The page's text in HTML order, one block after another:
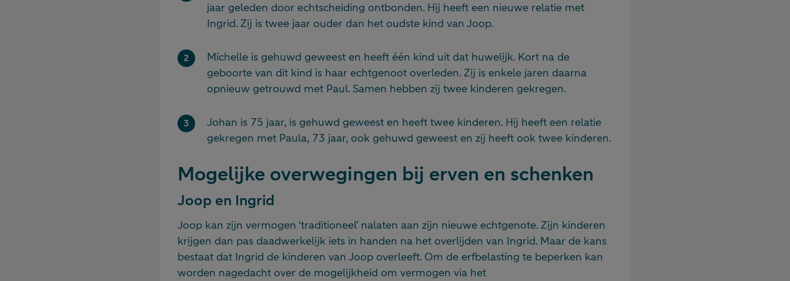
jaar geleden door echtscheiding ontbonden. Hij heeft een nieuwe relatie met
Ingrid. Zij is twee jaar ouder dan het oudste kind van Joop.
Michelle is gehuwd geweest en heeft één kind uit dat huwelijk. Kort na de
geboorte van dit kind is haar echtgenoot overleden. Zij is enkele jaren daarna
opnieuw getrouwd met Paul. Samen hebben zij twee kinderen gekregen.
Johan is 75 jaar, is gehuwd geweest en heeft twee kinderen. Hij heeft een relatie
gekregen met Paula, 73 jaar, ook gehuwd geweest en zij heeft ook twee kinderen.
Mogelijke overwegingen bij erven en schenken
Joop en Ingrid
Joop kan zijn vermogen ‘traditioneel’ nalaten aan zijn nieuwe echtgenote. Zijn kinderen
krijgen dan pas daadwerkelijk iets in handen na het overlijden van Ingrid. Maar de kans
bestaat dat Ingrid de kinderen van Joop overleeft. Om de erfbelasting te beperken kan
worden nagedacht over de mogelijkheid om vermogen via het